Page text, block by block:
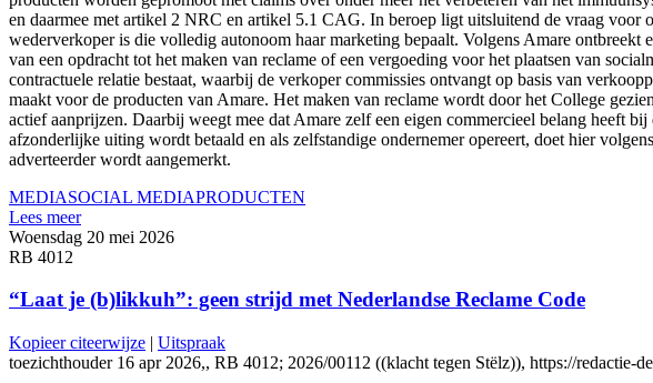
en daarmee met artikel 2 NRC en artikel 5.1 CAG. In beroep ligt uitsluitend de vraag voor
wederverkoper is die volledig autonoom haar marketing bepaalt. Volgens Amare
van een opdracht tot het maken van reclame of een vergoeding voor het plaatsen van
contractuele relatie bestaat, waarbij de verkoper commissies ontvangt op basis van
maakt voor de producten van Amare. Het maken van reclame wordt door het College
actief aanprijzen. Daarbij weegt mee dat Amare zelf een eigen commercieel belang heeft
afzonderlijke uiting wordt betaald en als zelfstandige ondernemer opereert, doet hier
adverteerder wordt aangemerkt.
MEDIASOCIAL MEDIAPRODUCTEN
Lees meer
Woensdag 20 mei 2026
RB 4012
“Laat je (b)likkuh”: geen strijd met Nederlandse Reclame Code
Kopieer citeerwijze | Uitspraak
toezichthouder 16 apr 2026,, RB 4012; 2026/00112 ((klacht tegen Stëlz)), https://redactie-